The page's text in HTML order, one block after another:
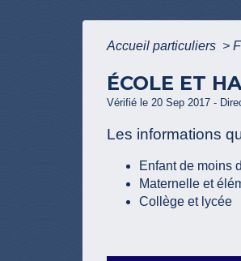
Accueil particuliers >
ÉCOLE ET
Vérifié le 20 Sep 2017 -
Les informations
Enfant de moins
Maternelle et
Collège et lycée